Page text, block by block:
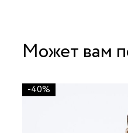
Может вам
-40%